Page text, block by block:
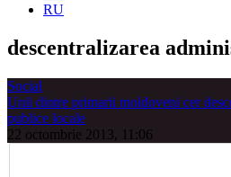
RU
descentralizarea
Social
Unii dintre primarii moldoveni cer
publice locale
22 octombrie 2013, 11:06